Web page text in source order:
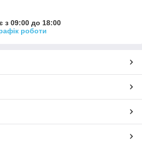
з 09:00 до 18:00
роботи